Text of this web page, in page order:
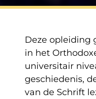
Deze opleiding
in het
universitair
geschiedenis,
van de Schrift